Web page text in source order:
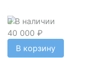
В наличии
40 000 ₽
В корзину